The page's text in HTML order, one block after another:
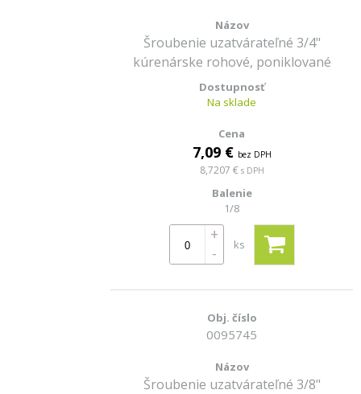
Šroubenie uzatvárateľné 3/4"
kúrenárske rohové, poniklované
Na sklade
7,09 € bez DPH
8,7207 € s DPH
1/8
+
-
ks
0095745
Šroubenie uzatvárateľné 3/8"